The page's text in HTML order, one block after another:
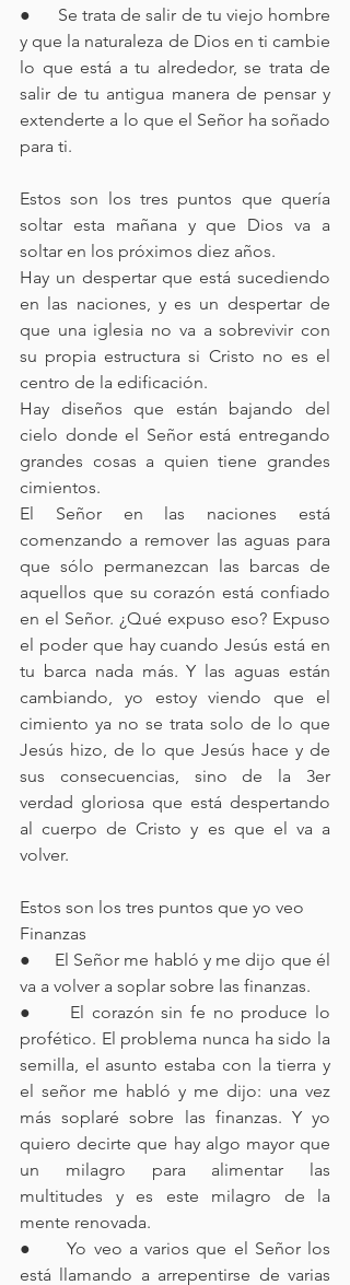
●      Se trata de salir de tu viejo hombre
y que la naturaleza de Dios en ti cambie
lo que está a tu alrededor, se trata de
salir de tu antigua manera de pensar y
extenderte a lo que el Señor ha soñado
para ti.
Estos son los tres puntos que quería
soltar esta mañana y que Dios va a
soltar en los próximos diez años.
Hay un despertar que está sucediendo
en las naciones, y es un despertar de
que una iglesia no va a sobrevivir con
su propia estructura si Cristo no es el
centro de la edificación.
Hay diseños que están bajando del
cielo donde el Señor está entregando
grandes cosas a quien tiene grandes
cimientos.
El Señor en las naciones está
comenzando a remover las aguas para
que sólo permanezcan las barcas de
aquellos que su corazón está confiado
en el Señor. ¿Qué expuso eso? Expuso
el poder que hay cuando Jesús está en
tu barca nada más. Y las aguas están
cambiando, yo estoy viendo que el
cimiento ya no se trata solo de lo que
Jesús hizo, de lo que Jesús hace y de
sus consecuencias, sino de la 3er
verdad gloriosa que está despertando
al cuerpo de Cristo y es que el va a
volver.
Estos son los tres puntos que yo veo
Finanzas
●     El Señor me habló y me dijo que él
va a volver a soplar sobre las finanzas.
●     El corazón sin fe no produce lo
profético. El problema nunca ha sido la
semilla, el asunto estaba con la tierra y
el señor me habló y me dijo: una vez
más soplaré sobre las finanzas. Y yo
quiero decirte que hay algo mayor que
un milagro para alimentar las
multitudes y es este milagro de la
mente renovada.
●     Yo veo a varios que el Señor los
está llamando a arrepentirse de varias